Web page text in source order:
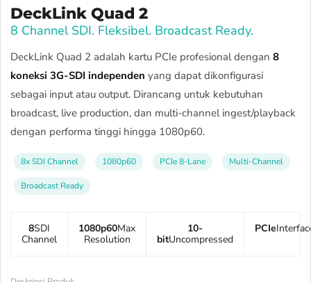
DeckLink Quad 2
8 Channel SDI. Fleksibel. Broadcast Ready.
DeckLink Quad 2 adalah kartu PCIe profesional dengan 8
koneksi 3G-SDI independen yang dapat dikonfigurasi
sebagai input atau output. Dirancang untuk kebutuhan
broadcast, live production, dan multi-channel ingest/playback
dengan performa tinggi hingga 1080p60.
8x SDI Channel 1080p60 PCIe 8-Lane Multi-Channel
Broadcast Ready
8SDI
Channel
1080p60Max
Resolution
10-
bitUncompressed
PCIe